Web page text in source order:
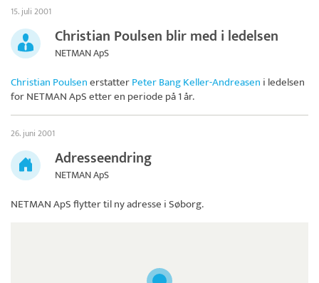
15. juli 2001
Christian Poulsen blir med i ledelsen
NETMAN ApS
Christian PoulsenerstatterPeter Bang Keller-Andreasen i ledelsen
forNETMAN ApSetter en periode på 1 år.
26. juni 2001
Adresseendring
NETMAN ApS
NETMAN ApSflytter til ny adresse i Søborg.